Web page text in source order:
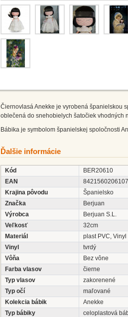
Čiernovlasá Anekke je vyrobená španielskou
oblečená do snehobielych šatočiek
Bábika je symbolom španielskej spoločnosti
Ďalšie informácie
Kód
BER20610
EAN
8421560206107
Krajina pôvodu
Španielsko
Značka
Berjuan
Výrobca
Berjuan S.L.
Veľkosť
32cm
Materiál
plast PVC, Vinyl
Vinyl
tvrdý
Vôňa
Bez vône
Farba vlasov
čierne
Typ vlasov
zakorenené
Typ očí
maľované
Kolekcia bábik
Anekke
Typ bábiky
celoplastová